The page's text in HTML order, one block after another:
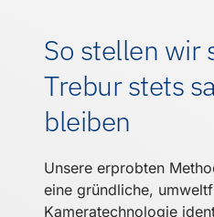
So stellen wir
Trebur stets
bleiben
Unsere erprobten
eine gründliche,
Kameratechnologie